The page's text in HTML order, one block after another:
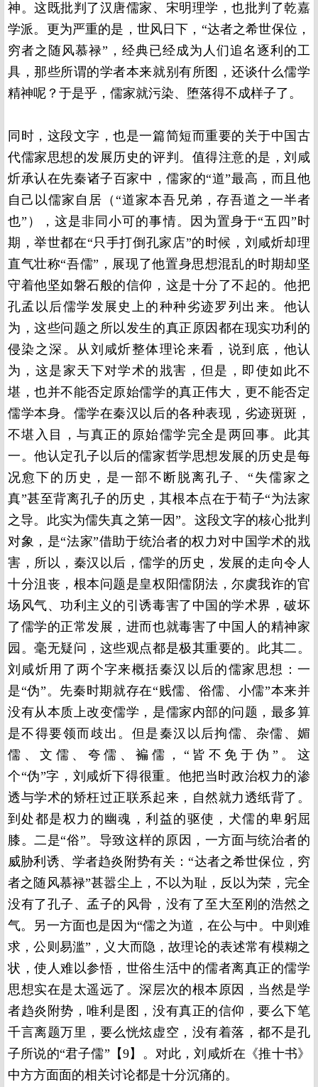
神。这既批判了汉唐儒家、宋明理学，也批判了乾嘉
学派。更为严重的是，世风日下，“达者之希世保位，
穷者之随风慕禄”，经典已经成为人们追名逐利的工
具，那些所谓的学者本来就别有所图，还谈什么儒学
精神呢？于是乎，儒家就污染、堕落得不成样子了。
同时，这段文字，也是一篇简短而重要的关于中国古
代儒家思想的发展历史的评判。值得注意的是，刘咸
炘承认在先秦诸子百家中，儒家的“道”最高，而且他
自己以儒家自居（“道家本吾兄弟，存吾道之一半者
也”），这是非同小可的事情。因为置身于“五四”时
期，举世都在“只手打倒孔家店”的时候，刘咸炘却理
直气壮称“吾儒”，展现了他置身思想混乱的时期却坚
守着他坚如磐石般的信仰，这是十分了不起的。他把
孔孟以后儒学发展史上的种种劣迹罗列出来。他认
为，这些问题之所以发生的真正原因都在现实功利的
侵染之深。从刘咸炘整体理论来看，说到底，他认
为，这是家天下对学术的戕害，但是，即使如此不
堪，也并不能否定原始儒学的真正伟大，更不能否定
儒学本身。儒学在秦汉以后的各种表现，劣迹斑斑，
不堪入目，与真正的原始儒学完全是两回事。此其
一。他认定孔子以后的儒家哲学思想发展的历史是每
况愈下的历史，是一部不断脱离孔子、“失儒家之
真”甚至背离孔子的历史，其根本点在于荀子“为法家
之导。此实为儒失真之第一因”。这段文字的核心批判
对象，是“法家”借助于统治者的权力对中国学术的戕
害，所以，秦汉以后，儒学的历史，发展的走向令人
十分沮丧，根本问题是皇权阳儒阴法，尔虞我诈的官
场风气、功利主义的引诱毒害了中国的学术界，破坏
了儒学的正常发展，进而也就毒害了中国人的精神家
园。毫无疑问，这些观点都是极其重要的。此其二。
刘咸炘用了两个字来概括秦汉以后的儒家思想：一
是“伪”。先秦时期就存在“贱儒、俗儒、小儒”本来并
没有从本质上改变儒学，是儒家内部的问题，最多算
是不得要领而歧出。但是秦汉以后拘儒、杂儒、媚
儒、文儒、夸儒、褊儒，“皆不免于伪”。这
个“伪”字，刘咸炘下得很重。他把当时政治权力的渗
透与学术的矫枉过正联系起来，自然就力透纸背了。
到处都是权力的幽魂，利益的驱使，犬儒的卑躬屈
膝。二是“俗”。导致这样的原因，一方面与统治者的
威胁利诱、学者趋炎附势有关：“达者之希世保位，穷
者之随风慕禄”甚嚣尘上，不以为耻，反以为荣，完全
没有了孔子、孟子的风骨，没有了至大至刚的浩然之
气。另一方面也是因为“儒之为道，在公与中。中则难
求，公则易滥”，义大而隐，故理论的表述常有模糊之
状，使人难以参悟，世俗生活中的儒者离真正的儒学
思想实在是太遥远了。深层次的根本原因，当然是学
者趋炎附势，唯利是图，没有真正的信仰，要么下笔
千言离题万里，要么恍炫虚空，没有着落，都不是孔
子所说的“君子儒”【9】。对此，刘咸炘在《推十书》
中方方面面的相关讨论都是十分沉痛的。